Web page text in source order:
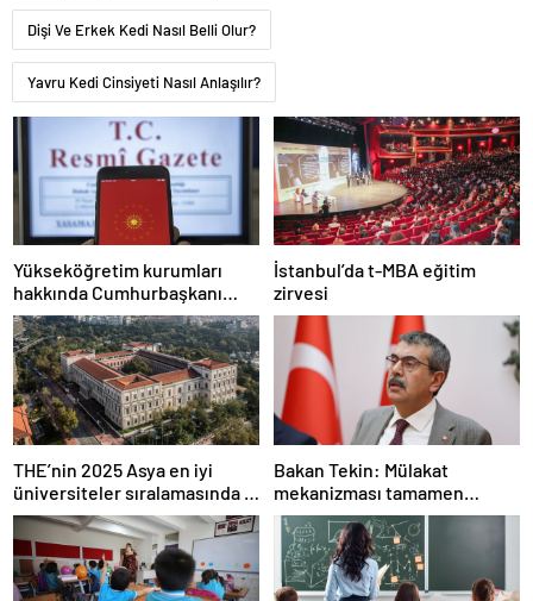
Dişi Ve Erkek Kedi Nasıl Belli Olur?
Yavru Kedi Cinsiyeti Nasıl Anlaşılır?
Yükseköğretim kurumları
hakkında Cumhurbaşkanı
kararı Resmi Gazete’de
İstanbul’da t-MBA eğitim
zirvesi
THE’nin 2025 Asya en iyi
üniversiteler sıralamasında 4
Türk üniversitesi ilk 100’e
girdi
Bakan Tekin: Mülakat
mekanizması tamamen
kalkıyor